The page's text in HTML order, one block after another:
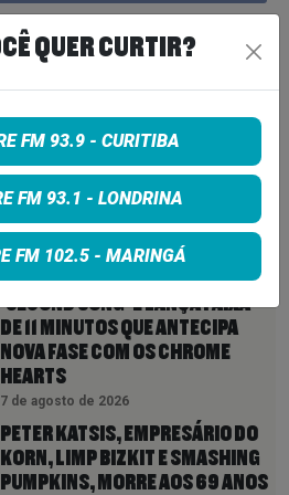
MAIS
NEIL YOUNG ANUNCIA ÁLBUM
‘SECOND SONG’ E LANÇA FAIXA
DE 11 MINUTOS QUE ANTECIPA
NOVA FASE COM OS CHROME
HEARTS
7 de agosto de 2026
PETER KATSIS, EMPRESÁRIO DO
KORN, LIMP BIZKIT E SMASHING
PUMPKINS, MORRE AOS 69 ANOS
QUER CURTIR?
FM 93.9 - CURITIBA
FM 93.1 - LONDRINA
FM 102.5 - MARINGÁ